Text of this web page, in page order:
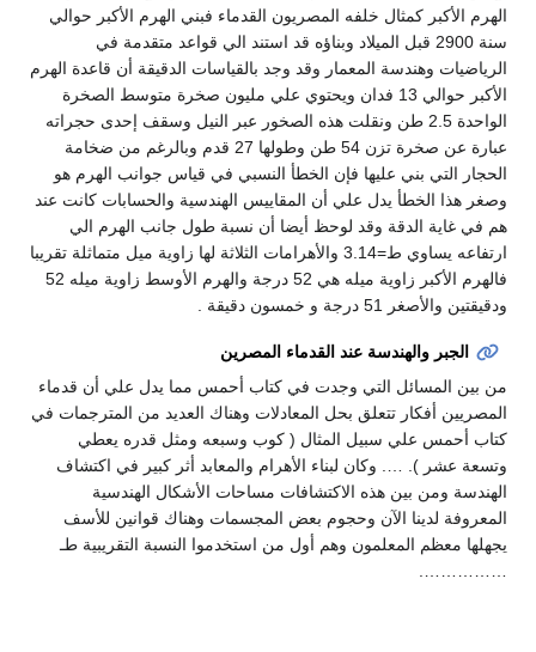
الهرم الأكبر كمثال خلفه المصريون القدماء فبني الهرم الأكبر حوالي
سنة 2900 قبل الميلاد وبناؤه قد استند الي قواعد متقدمة في
الرياضيات وهندسة المعمار وقد وجد بالقياسات الدقيقة أن قاعدة الهرم
الأكبر حوالي 13 فدان ويحتوي علي مليون صخرة متوسط الصخرة
الواحدة 2.5 طن ونقلت هذه الصخور عبر النيل وسقف إحدى حجراته
عبارة عن صخرة تزن 54 طن وطولها 27 قدم وبالرغم من ضخامة
الحجار التي بني عليها فإن الخطأ النسبي في قياس جوانب الهرم هو
وصغر هذا الخطأ يدل علي أن المقاييس الهندسية والحسابات كانت عند
هم في غاية الدقة وقد لوحظ أيضا أن نسبة طول جانب الهرم الي
ارتفاعه يساوي ط=3.14 والأهرامات الثلاثة لها زاوية ميل متماثلة تقريبا
فالهرم الأكبر زاوية ميله هي 52 درجة والهرم الأوسط زاوية ميله 52
ودقيقتين والأصغر 51 درجة و خمسون دقيقة .
الجبر والهندسة عند القدماء المصرين
من بين المسائل التي وجدت في كتاب أحمس مما يدل علي أن قدماء
المصريين أفكار تتعلق بحل المعادلات وهناك العديد من المترجمات في
كتاب أحمس علي سبيل المثال ( كوب وسبعه ومثل قدره يعطي
وتسعة عشر ). …. وكان لبناء الأهرام والمعابد أثر كبير في اكتشاف
الهندسة ومن بين هذه الاكتشافات مساحات الأشكال الهندسية
المعروفة لدينا الآن وحجوم بعض المجسمات وهناك قوانين للأسف
يجهلها معظم المعلمون وهم أول من استخدموا النسبة التقريبية طـ
…………….